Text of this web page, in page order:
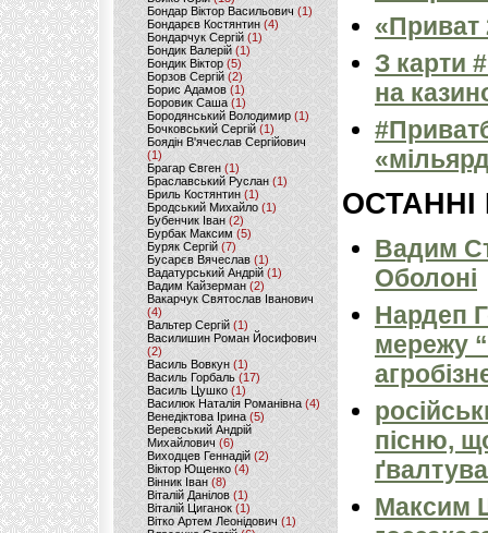
Бондар Віктор Васильович (1)
Бондарєв Костянтин (4)
Бондарчук Сергій(1)
Бондик Валерій (1)
Бондик Віктор(5)
Борзов Сергiй (2)
Борис Адамов(1)
Боровик Саша (1)
Бородянський Володимир (1)
Бочковський Сергій (1)
Боядін В'ячеслав Сергійович
(1)
Брагар Євген (1)
Браславський Руслан (1)
Бриль Костянтин (1)
Бродський Михайло (1)
Бубенчик Іван(2)
Бурбак Максим (5)
Буряк Сергій (7)
Бусарєв Вячеслав (1)
Вадатурський Андрій (1)
Вадим Кайзерман (2)
Вакарчук Святослав Іванович
(4)
Вальтер Сергій (1)
Василишин Роман Йосифович
(2)
Василь Вовкун (1)
Василь Горбаль (17)
Василь Цушко (1)
Василюк Наталія Романівна (4)
Венедіктова Ірина(5)
Веревський Андрій
Михайлович (6)
Виходцев Геннадій (2)
Віктор Ющенко (4)
Вінник Іван (8)
Віталій Данілов (1)
Віталій Циганок (1)
Вітко Артем Леонідович(1)
«Приват
З карти
на
ОСТАННІ
Вадим
Оболоні
Нардеп
мережу
пісню,
Максим